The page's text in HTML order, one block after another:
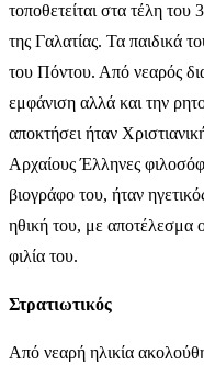
τοποθετείται στα τέλη
της Γαλατίας. Τα παιδικά
του Πόντου. Από νεαρός
εμφάνιση αλλά και την
αποκτήσει ήταν
Αρχαίους Έλληνες
βιογράφο του, ήταν
ηθική του, με αποτέλεσμα
φιλία του.
Στρατιωτικός
Από νεαρή ηλικία